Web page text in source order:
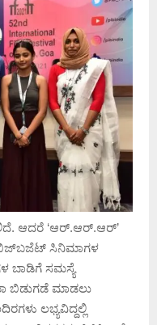
ಆದರೆ ‘ಆರ್‌.ಆರ್‌.ಆರ್‌’
ಬಿಜ್‌ಬಜೆಟ್‌ ಸಿನಿಮಾಗಳ
ಬಾಡಿಗೆ ಸಮಸ್ಯೆ
ಬಿಡುಗಡೆ ಮಾಡಲು
ಲಭ್ಯವಿದ್ದಲ್ಲಿ